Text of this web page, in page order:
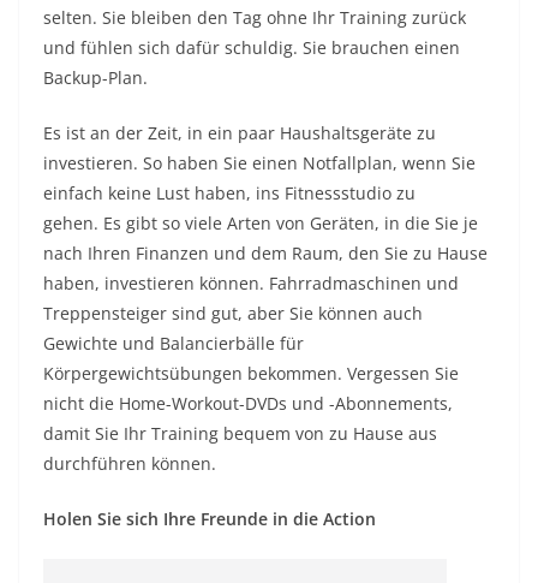
selten. Sie bleiben den Tag ohne Ihr Training zurück
und fühlen sich dafür schuldig. Sie brauchen einen
Backup-Plan.
Es ist an der Zeit, in ein paar Haushaltsgeräte zu
investieren. So haben Sie einen Notfallplan, wenn Sie
einfach keine Lust haben, ins Fitnessstudio zu
gehen. Es gibt so viele Arten von Geräten, in die Sie je
nach Ihren Finanzen und dem Raum, den Sie zu Hause
haben, investieren können. Fahrradmaschinen und
Treppensteiger sind gut, aber Sie können auch
Gewichte und Balancierbälle für
Körpergewichtsübungen bekommen. Vergessen Sie
nicht die Home-Workout-DVDs und -Abonnements,
damit Sie Ihr Training bequem von zu Hause aus
durchführen können.
Holen Sie sich Ihre Freunde in die Action